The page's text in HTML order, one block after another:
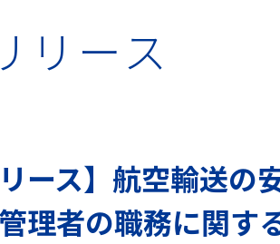
リース
リース】航空輸送
管理者の職務に関す